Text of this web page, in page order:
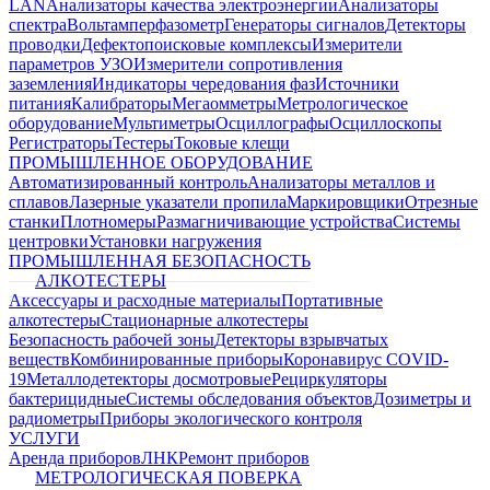
LANАнализаторы качества электроэнергииАнализаторы
спектраВольтамперфазометрГенераторы сигналовДетекторы
проводкиДефектопоисковые комплексыИзмерители
параметров УЗОИзмерители сопротивления
заземленияИндикаторы чередования фазИсточники
питанияКалибраторыМегаомметрыМетрологическое
оборудованиеМультиметрыОсциллографыОсциллоскопы
РегистраторыТестерыТоковые клещи
ПРОМЫШЛЕННОЕ ОБОРУДОВАНИЕ
Автоматизированный контрольАнализаторы металлов и
сплавовЛазерные указатели пропилаМаркировщикиОтрезные
станкиПлотномерыРазмагничивающие устройстваСистемы
центровкиУстановки нагружения
ПРОМЫШЛЕННАЯ БЕЗОПАСНОСТЬ
АЛКОТЕСТЕРЫ
Аксессуары и расходные материалыПортативные
алкотестерыСтационарные алкотестеры
Безопасность рабочей зоныДетекторы взрывчатых
веществКомбинированные приборыКоронавирус COVID-
19Металлодетекторы досмотровыеРециркуляторы
бактерицидныеСистемы обследования объектовДозиметры и
радиометрыПриборы экологического контроля
УСЛУГИ
Аренда приборовЛНКРемонт приборов
МЕТРОЛОГИЧЕСКАЯ ПОВЕРКА